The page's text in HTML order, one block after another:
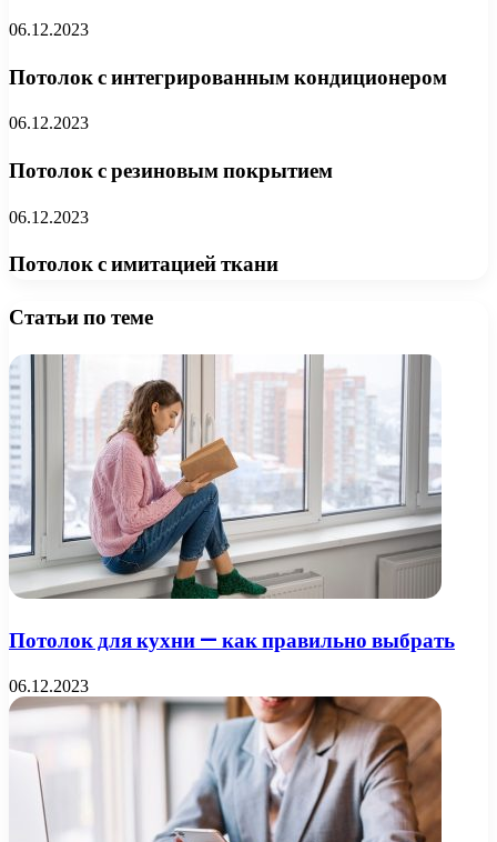
06.12.2023
Потолок с интегрированным кондиционером
06.12.2023
Потолок с резиновым покрытием
06.12.2023
Потолок с имитацией ткани
Статьи по теме
Потолок для кухни — как правильно выбрать
06.12.2023